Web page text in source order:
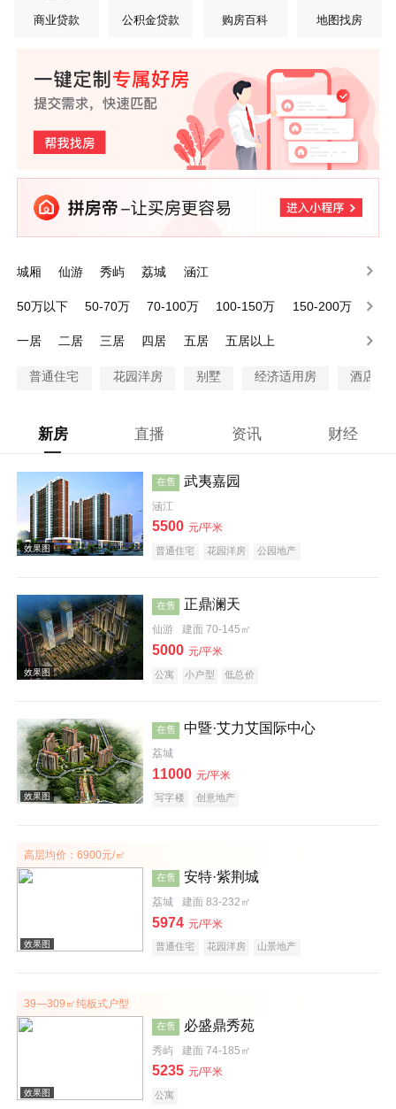
商业贷款 公积金贷款 购房百科 地图找房
城厢 仙游 秀屿 荔城 涵江
50万以下 50-70万 70-100万 100-150万
150-200万
一居
二居 三居 四居 五居 五居以上
普通住宅 花园洋房 别墅 经济适用房 酒店式
新房 直播 资讯 财经
效果图
在售 武夷嘉园
涵江
5500 元/平米
普通住宅 花园洋房 公园地产
在售 正鼎澜天
仙游 建面 70-145㎡
5000 元/平米
公寓 小户型 低总价
在售 中暨·艾力艾国际中心
荔城
11000 元/平米
写字楼 创意地产
高层均价：6900元/㎡
在售 安特·紫荆城
荔城 建面 83-232㎡
5974 元/平米
普通住宅 花园洋房 山景地产
39—309㎡纯板式户型
在售 必盛鼎秀苑
秀屿 建面 74-185㎡
5235 元/平米
公寓